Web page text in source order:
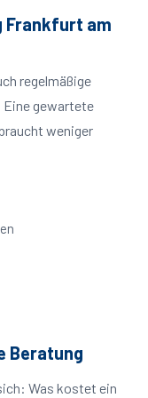
Frankfurt am
regelmäßige
Eine gewartete
weniger
Beratung
Was kostet ein